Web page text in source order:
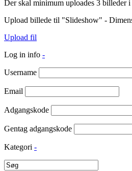
Der skal minimum uploades 3 billeder
Upload billede til "Slideshow" -
Upload fil
Log in info -
Username
Email
Adgangskode
Gentag adgangskode
Kategori -